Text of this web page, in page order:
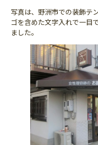
写真は、野洲市での装飾テ
ゴを含めた文字入れで一目
ました。